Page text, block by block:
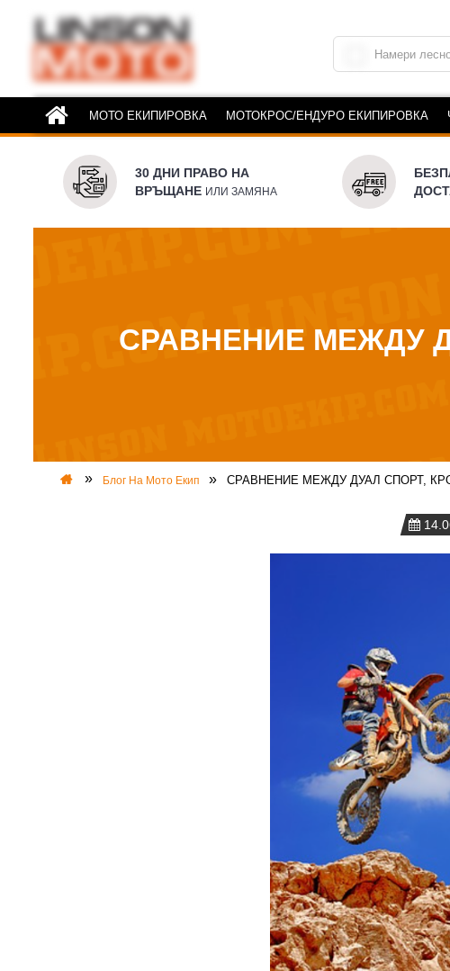
МОТО ЕКИПИРОВКА МОТОКРОС/ЕНДУРО ЕКИПИРОВКА
30 ДНИ ПРАВО НА
ВРЪЩАНЕ ИЛИ ЗАМЯНА
СРАВНЕНИЕ МЕЖДУ
Блог На Мото Екип СРАВНЕНИЕ МЕЖДУ ДУАЛ СПОРТ,